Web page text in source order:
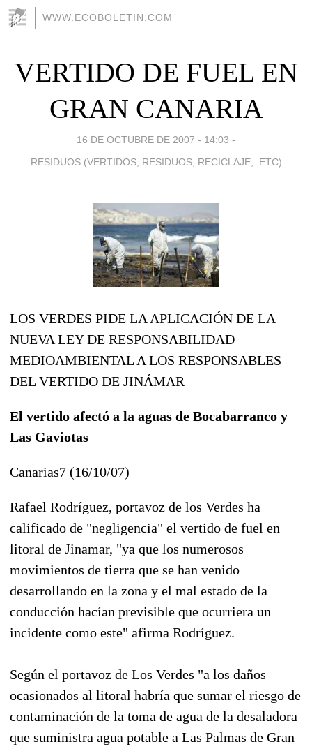
WWW.ECOBOLETIN.COM
VERTIDO DE FUEL EN
GRAN CANARIA
16 DE OCTUBRE DE 2007 - 14:03 -
RESIDUOS (VERTIDOS, RESIDUOS, RECICLAJE,..ETC)
LOS VERDES PIDE LA APLICACIÓN DE LA
NUEVA LEY DE RESPONSABILIDAD
MEDIOAMBIENTAL A LOS RESPONSABLES
DEL VERTIDO DE JINÁMAR
El vertido afectó a la aguas de Bocabarranco y
Las Gaviotas
Canarias7 (16/10/07)
Rafael Rodríguez, portavoz de los Verdes ha
calificado de "negligencia" el vertido de fuel en
litoral de Jinamar, "ya que los numerosos
movimientos de tierra que se han venido
desarrollando en la zona y el mal estado de la
conducción hacían previsible que ocurriera un
incidente como este" afirma Rodríguez.
Según el portavoz de Los Verdes "a los daños
ocasionados al litoral habría que sumar el riesgo de
contaminación de la toma de agua de la desaladora
que suministra agua potable a Las Palmas de Gran